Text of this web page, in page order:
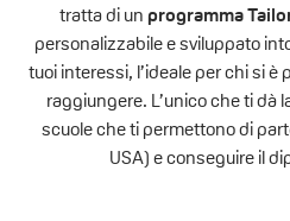
tratta di unprogramma
personalizzabile e sviluppato
tuoi interessi, l’ideale per chi si
raggiungere. L’unico che ti dà
scuole che ti permettono di
USA) e conseguire il